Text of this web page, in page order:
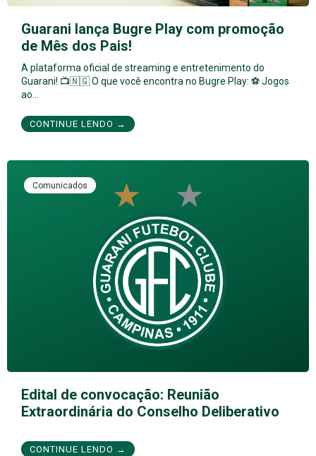
Guarani lança Bugre Play com promoção
de Mês dos Pais!
A plataforma oficial de streaming e entretenimento do
Guarani! 📺🇳🇬 O que você encontra no Bugre Play: ⚽ Jogos
ao…
CONTINUE LENDO →
Comunicados
Edital de convocação: Reunião
Extraordinária do Conselho Deliberativo
CONTINUE LENDO →